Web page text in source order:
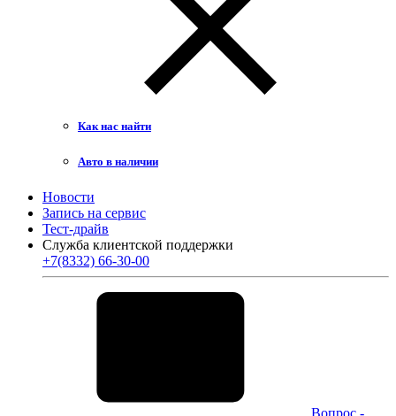
Как нас найти
Авто в наличии
Новости
Запись на сервис
Тест-драйв
Служба клиентской поддержки
+7(8332) 66-30-00
Вопрос -